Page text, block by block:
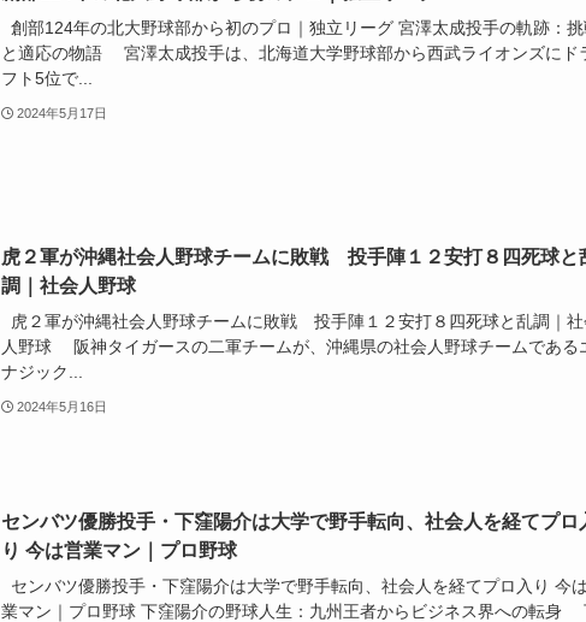
創部124年の北大野球部から初のプロ｜独立リーグ 宮澤太成投手の軌跡：
と適応の物語 宮澤太成投手は、北海道大学野球部から西武ライオンズにド
フト5位で...
2024年5月17日
虎２軍が沖縄社会人野球チームに敗戦 投手陣１２安打８四死球と
調｜社会人野球
虎２軍が沖縄社会人野球チームに敗戦 投手陣１２安打８四死球と乱調｜社
人野球 阪神タイガースの二軍チームが、沖縄県の社会人野球チームである
ナジック...
2024年5月16日
センバツ優勝投手・下窪陽介は大学で野手転向、社会人を経てプロ
り 今は営業マン｜プロ野球
センバツ優勝投手・下窪陽介は大学で野手転向、社会人を経てプロ入り 今
業マン｜プロ野球 下窪陽介の野球人生：九州王者からビジネス界への転身